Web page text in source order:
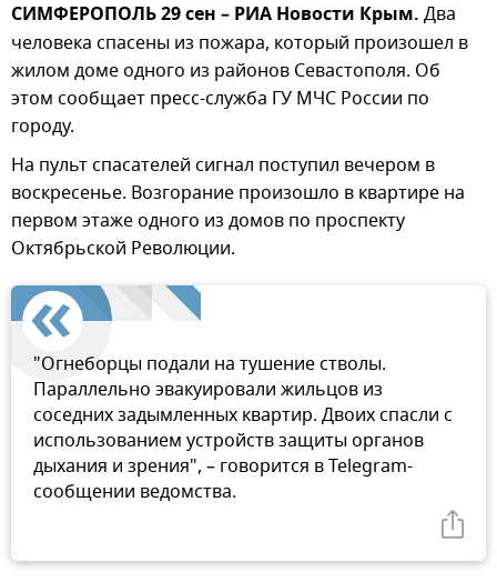
СИМФЕРОПОЛЬ 29 сен – РИА Новости Крым. Два
человека спасены из пожара, который произошел в
жилом доме одного из районов Севастополя. Об
этом сообщает пресс-служба ГУ МЧС России по
городу.
На пульт спасателей сигнал поступил вечером в
воскресенье. Возгорание произошло в квартире на
первом этаже одного из домов по проспекту
Октябрьской Революции.
"Огнеборцы подали на тушение стволы.
Параллельно эвакуировали жильцов из
соседних задымленных квартир. Двоих спасли с
использованием устройств защиты органов
дыхания и зрения", – говорится в Telegram-
сообщении ведомства.